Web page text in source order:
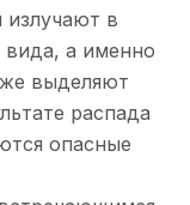
излучают в
вида, а именно
выделяют
распада
опасные